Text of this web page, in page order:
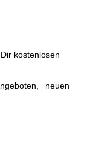
kostenlosen
neuen